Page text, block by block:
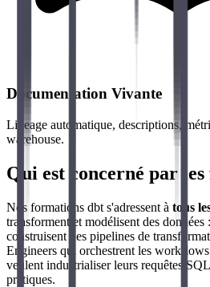
Documentation Vivante
Lineage automatique, descriptions,
warehouse.
Qui est concerné par
Nos formations dbt s'adressent à tous
transforment et modélisent des
construisent des pipelines de
Engineers qui orchestrent les
veulent industrialiser leurs requêtes
pratiques.